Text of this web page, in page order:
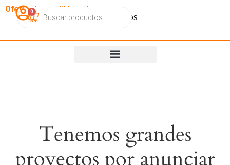
OfertasImperdibles.cl
CatálogoContactoNosotros
0
Tenemos grandes
proyectos por anunciar